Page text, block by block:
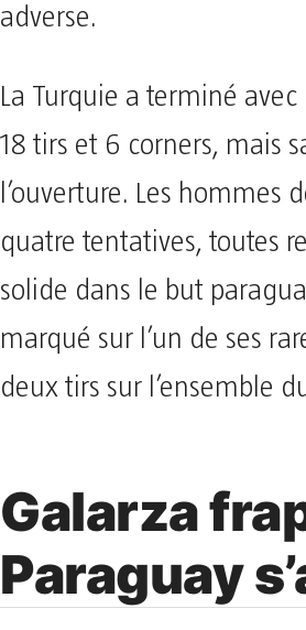
adverse.
La Turquie a terminé
18 tirs et 6 corners, mais
l’ouverture. Les hommes
quatre tentatives, toutes
solide dans le but
marqué sur l’un de ses
deux tirs sur l’ensemble
Galarza
Paraguay